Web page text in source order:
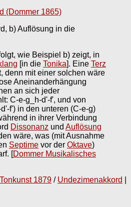
b) Auflösung in die
wie Beispiel b) zeigt, in
[in die Tonika]. Eine Terz
denn mit einer solchen wäre
Aneinanderhängung
an sich jeder
C-e-g_h-d'-f', und von
f') in den unteren (C-e-g)
in ihrer Verbindung
Dissonanz und Auflösung
wäre, was (mit Ausnahme
Septime vor der Oktave)
[Dommer Musikalisches
1879 / Undezimenakkord